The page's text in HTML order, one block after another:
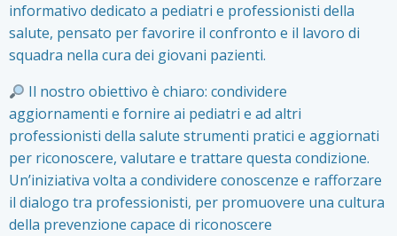
informativo dedicato a pediatri e professionisti della
salute, pensato per favorire il confronto e il lavoro di
squadra nella cura dei giovani pazienti.
Il nostro obiettivo è chiaro: condividere
aggiornamenti e fornire ai pediatri e ad altri
professionisti della salute strumenti pratici e aggiornati
per riconoscere, valutare e trattare questa condizione.
Un’iniziativa volta a condividere conoscenze e rafforzare
il dialogo tra professionisti, per promuovere una cultura
della prevenzione capace di riconoscere